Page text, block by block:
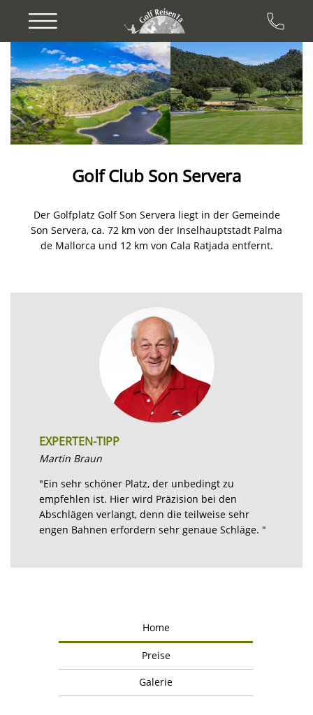
Previous Next
Golf Club Son Servera
Der Golfplatz Golf Son Servera liegt in der Gemeinde
Son Servera, ca. 72 km von der Inselhauptstadt Palma
de Mallorca und 12 km von Cala Ratjada entfernt.
EXPERTEN-TIPP
Martin Braun
"Ein sehr schöner Platz, der unbedingt zu
empfehlen ist. Hier wird Präzision bei den
Abschlägen verlangt, denn die teilweise sehr
engen Bahnen erfordern sehr genaue Schläge. "
Home
Preise
Galerie